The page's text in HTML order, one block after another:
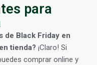
para
de Black Friday en
tienda? ¡Claro! Si
comprar online y